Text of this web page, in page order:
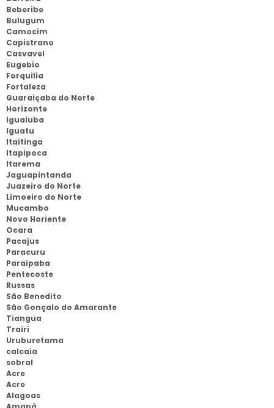
Beberibe
Bulugum
Camocim
Capistrano
Casvavel
Eugebio
Forquilia
Fortaleza
Guaraiçaba do Norte
Horizonte
Iguaiuba
Iguatu
Itaitinga
Itapipoca
Itarema
Jaguapintanda
Juazeiro do Norte
Limoeiro do Norte
Mucambo
Novo Horiente
Ocara
Pacajus
Paracuru
Paraipaba
Pentecoste
Russas
São Benedito
São Gonçalo do Amarante
Tiangua
Trairi
Uruburetama
calcaia
sobral
Acre
Acre
Alagoas